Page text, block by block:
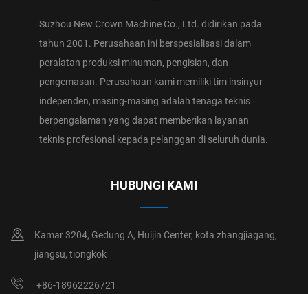
Suzhou New Crown Machine Co., Ltd. didirikan pada
tahun 2001. Perusahaan ini berspesialisasi dalam
peralatan produksi minuman, pengisian, dan
pengemasan. Perusahaan kami memiliki tim insinyur
independen, masing-masing adalah tenaga teknis
berpengalaman yang dapat memberikan layanan
teknis profesional kepada pelanggan di seluruh dunia.
HUBUNGI KAMI
Kamar 3204, Gedung A, Huijin Center, kota zhangjiagang,
jiangsu, tiongkok
+86-18962226721